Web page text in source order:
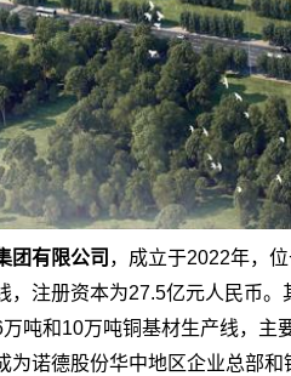
团有限公司 ，成立于2022年，
，注册资本为27.5亿元人民币
吨和10万吨铜基材生产线，
为诺德股份华中地区企业总部